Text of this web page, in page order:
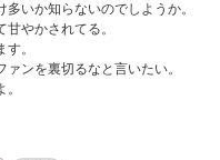
いか知らないのでしようか。
やかされてる。
。
ンを裏切るなと言いたい。